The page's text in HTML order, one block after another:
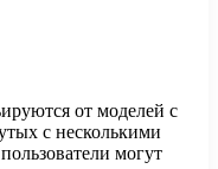
от моделей с
с несколькими
могут